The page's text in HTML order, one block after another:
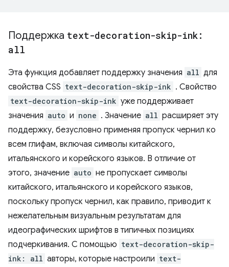
Поддержка text-decoration-skip-ink:
all
Эта функция добавляет поддержку значения all для
свойства CSS text-decoration-skip-ink . Свойство
text-decoration-skip-ink уже поддерживает
значения auto и none . Значение all расширяет эту
поддержку, безусловно применяя пропуск чернил ко
всем глифам, включая символы китайского,
итальянского и корейского языков. В отличие от
этого, значение auto не пропускает символы
китайского, итальянского и корейского языков,
поскольку пропуск чернил, как правило, приводит к
нежелательным визуальным результатам для
идеографических шрифтов в типичных позициях
подчеркивания. С помощью text-decoration-skip-
ink: all авторы, которые настроили text-